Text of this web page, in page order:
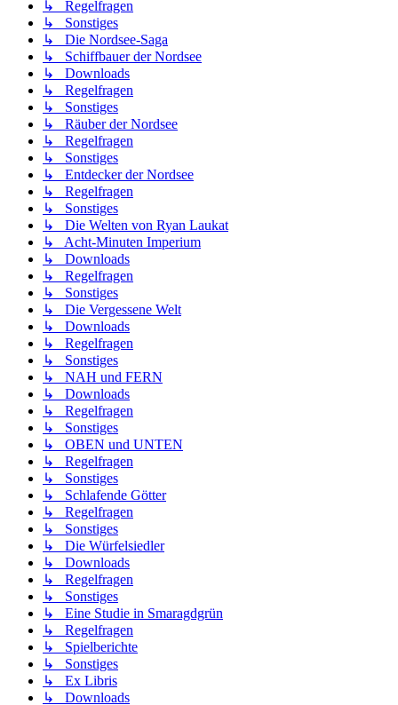
↳ Regelfragen
↳ Sonstiges
↳ Die Nordsee-Saga
↳ Schiffbauer der Nordsee
↳ Downloads
↳ Regelfragen
↳ Sonstiges
↳ Räuber der Nordsee
↳ Regelfragen
↳ Sonstiges
↳ Entdecker der Nordsee
↳ Regelfragen
↳ Sonstiges
↳ Die Welten von Ryan Laukat
↳ Acht-Minuten Imperium
↳ Downloads
↳ Regelfragen
↳ Sonstiges
↳ Die Vergessene Welt
↳ Downloads
↳ Regelfragen
↳ Sonstiges
↳ NAH und FERN
↳ Downloads
↳ Regelfragen
↳ Sonstiges
↳ OBEN und UNTEN
↳ Regelfragen
↳ Sonstiges
↳ Schlafende Götter
↳ Regelfragen
↳ Sonstiges
↳ Die Würfelsiedler
↳ Downloads
↳ Regelfragen
↳ Sonstiges
↳ Eine Studie in Smaragdgrün
↳ Regelfragen
↳ Spielberichte
↳ Sonstiges
↳ Ex Libris
↳ Downloads